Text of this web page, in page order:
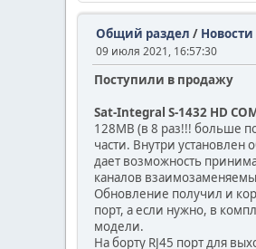
Общий раздел /
09 июля 2021, 16:57:30
Поступили в продажу
Sat-Integral S-1432 HD
128MB (в 8 раз!!! больше
части. Внутри установлен
дает возможность
каналов взаимозаменяемы
Обновление получил и
порт, а если нужно, в
модели.
На борту RJ45 порт для